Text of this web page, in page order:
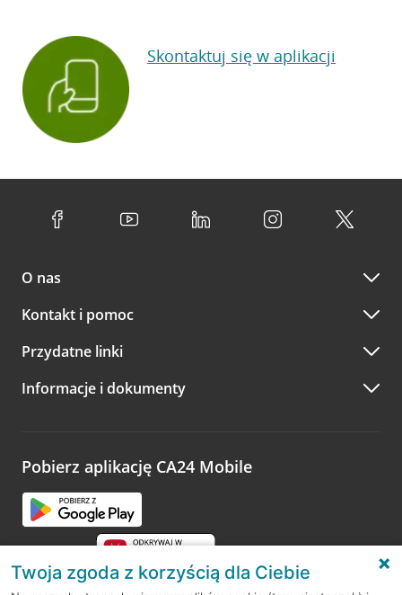
Skontaktuj się w aplikacji
O nas
Kontakt i pomoc
Przydatne linki
Informacje i dokumenty
Pobierz aplikację CA24 Mobile
Twoja zgoda z korzyścią dla Ciebie